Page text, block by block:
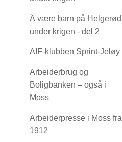
Å være barn på Helgerød
under krigen - del 2
AIF-klubben Sprint-Jeløy
Arbeiderbrug og
Boligbanken – også i
Moss
Arbeiderpresse i Moss fra
1912